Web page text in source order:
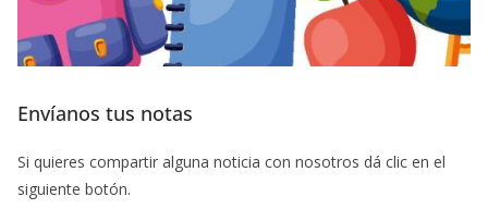
Envíanos tus notas
Si quieres compartir alguna noticia con nosotros dá clic en el
siguiente botón.